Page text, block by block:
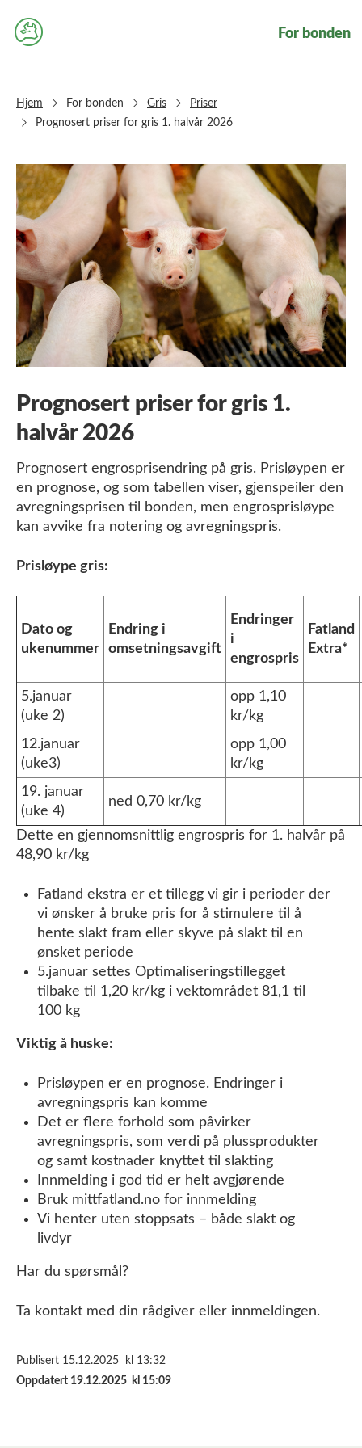
For bonden
Hjem For bonden Gris
Priser
Prognosert priser for gris 1. halvår 2026
Prognosert priser for gris 1.
halvår 2026
Prognosert engrosprisendring på gris. Prisløypen er
en prognose, og som tabellen viser, gjenspeiler den
avregningsprisen til bonden, men engrosprisløype
kan avvike fra notering og avregningspris.
Prisløype gris:
Dato og
ukenummer
Endring i
omsetningsavgift
Endringer
i
engrospris
Fatland
Extra*
5.januar
(uke 2)
opp 1,10
kr/kg
12.januar
(uke3)
opp 1,00
kr/kg
19. januar
(uke 4)
ned 0,70 kr/kg
Dette en gjennomsnittlig engrospris for 1. halvår på
48,90 kr/kg
Fatland ekstra er et tillegg vi gir i perioder der
vi ønsker å bruke pris for å stimulere til å
hente slakt fram eller skyve på slakt til en
ønsket periode
5.januar settes Optimaliseringstillegget
tilbake til 1,20 kr/kg i vektområdet 81,1 til
100 kg
Viktig å huske:
Prisløypen er en prognose. Endringer i
avregningspris kan komme
Det er flere forhold som påvirker
avregningspris, som verdi på plussprodukter
og samt kostnader knyttet til slakting
Innmelding i god tid er helt avgjørende
Bruk mittfatland.no for innmelding
Vi henter uten stoppsats – både slakt og
livdyr
Har du spørsmål?
Ta kontakt med din rådgiver eller innmeldingen.
Publisert 15.12.2025 kl 13:32
Oppdatert 19.12.2025 kl 15:09